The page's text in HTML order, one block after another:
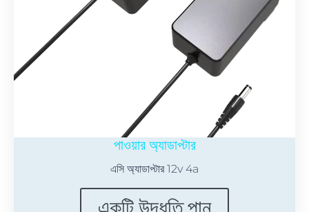
পাওয়ার অ্যাডাপ্টার
এসি অ্যাডাপ্টার 12v 4a